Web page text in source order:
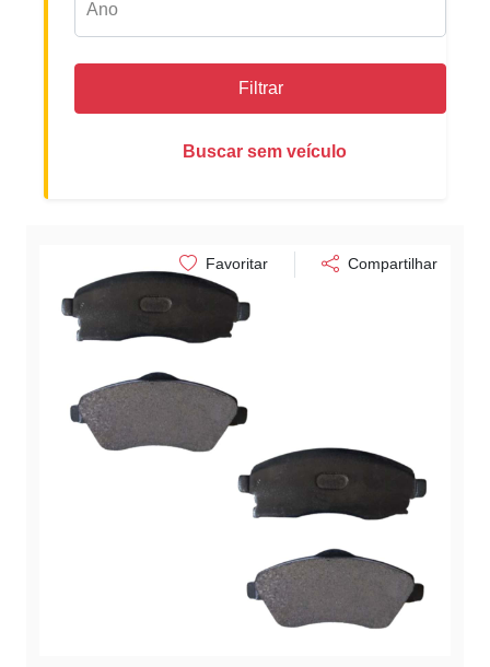
Filtrar
Buscar sem veículo
Favoritar Compartilhar